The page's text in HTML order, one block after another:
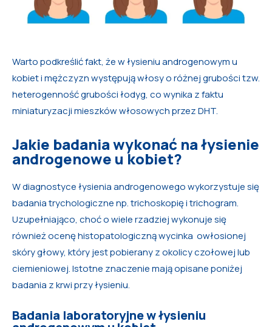
Warto podkreślić fakt, że w łysieniu androgenowym u
kobiet i mężczyzn występują włosy o różnej grubości tzw.
heterogenność grubości łodyg, co wynika z faktu
miniaturyzacji mieszków włosowych przez DHT.
Jakie badania wykonać na łysienie
androgenowe u kobiet?
W diagnostyce łysienia androgenowego wykorzystuje się
badania trychologiczne np. trichoskopię i trichogram.
Uzupełniająco, choć o wiele rzadziej wykonuje się
również ocenę histopatologiczną wycinka owłosionej
skóry głowy, który jest pobierany z okolicy czołowej lub
ciemieniowej. Istotne znaczenie mają opisane poniżej
badania z krwi przy łysieniu.
Badania laboratoryjne w łysieniu